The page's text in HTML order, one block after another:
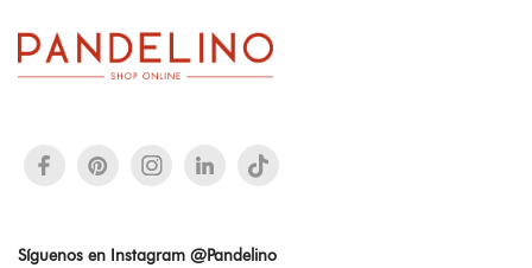
Síguenos en Instagram @Pandelino